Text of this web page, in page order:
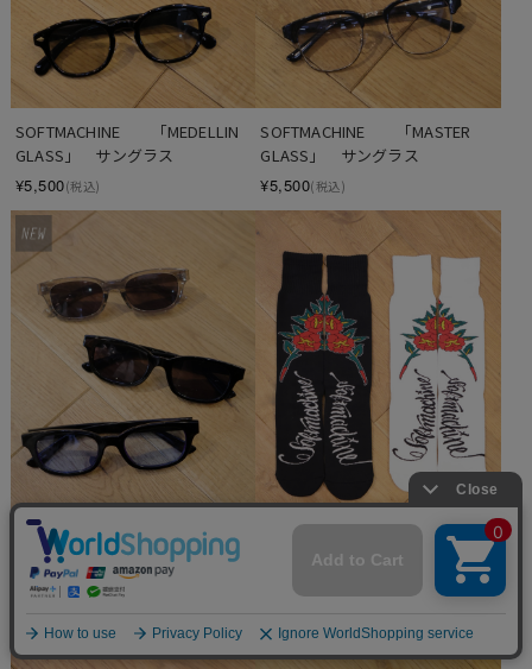
SOFTMACHINE　　「MEDELLIN
GLASS」　サングラス
¥5,500(税込)
SOFTMACHINE　　「MASTER
GLASS」　サングラス
¥5,500(税込)
SOLD OUT
SOFTMACHINE　　「SINALOA
GLASS」　サングラス
SOFTMACHINE　　「ROSES